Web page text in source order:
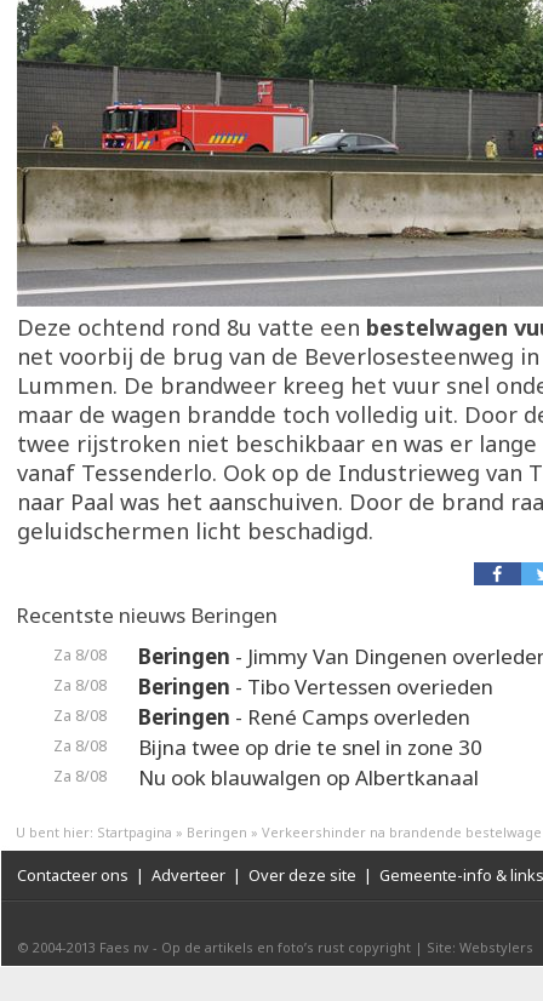
Deze ochtend rond 8u vatte een bestelwagen
net voorbij de brug van de Beverlosesteenweg
Lummen. De brandweer kreeg het vuur snel
maar de wagen brandde toch volledig uit. Door
twee rijstroken niet beschikbaar en was er
vanaf Tessenderlo. Ook op de Industrieweg van
naar Paal was het aanschuiven. Door de brand
geluidschermen licht beschadigd.
Recentste nieuws Beringen
Za 8/08 Beringen - Jimmy Van Dingenen
Za 8/08 Beringen - Tibo Vertessen overieden
Za 8/08 Beringen - René Camps overleden
Za 8/08 Bijna twee op drie te snel in zone 30
Za 8/08 Nu ook blauwalgen op Albertkanaal
U bent hier: Startpagina » Beringen » Verkeershinder na brandende
Contacteer ons | Adverteer | Over deze site | Gemeente-info & links
© 2004-2013 Faes nv - Op de artikels en foto’s rust copyright | Site: Webstylers